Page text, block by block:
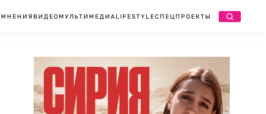
МНЕНИЯ ВИДЕО МУЛЬТИМЕДИА LIFESTYLEСПЕЦПРОЕКТЫ